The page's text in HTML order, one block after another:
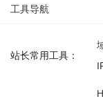
工具导航
站长常用工具：